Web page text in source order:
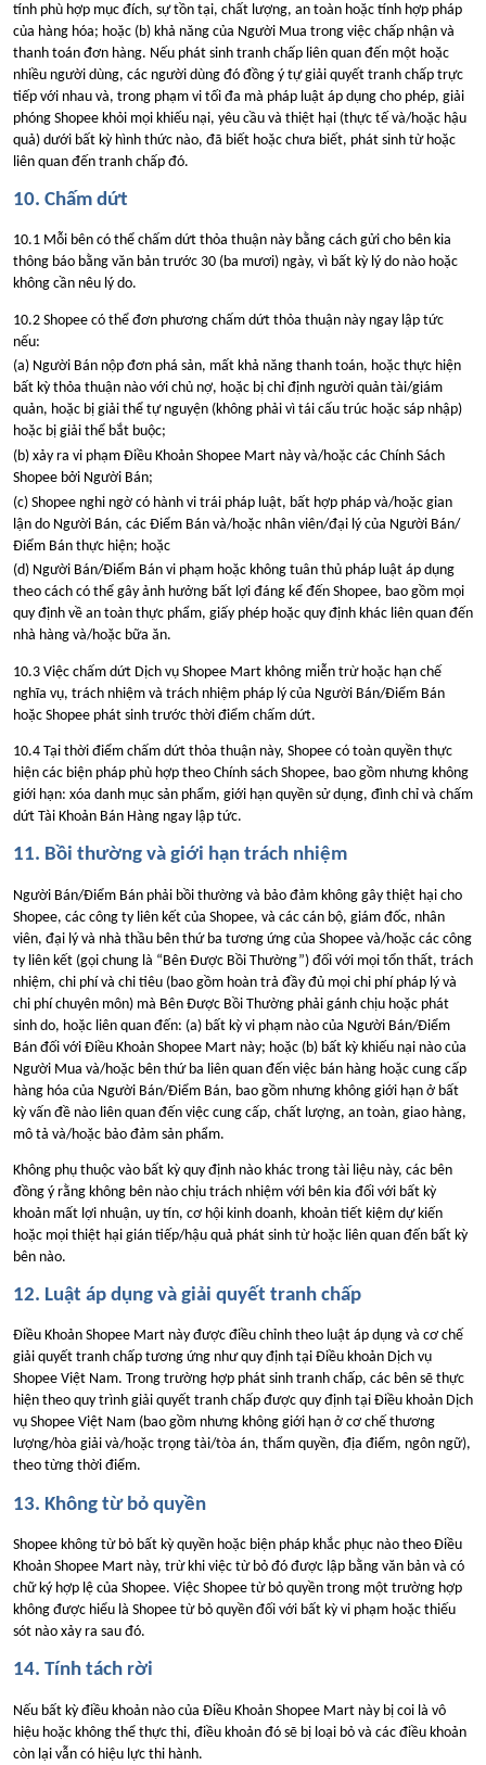
tính phù hợp mục đích, sự tồn tại, chất lượng, an toàn hoặc tính hợp pháp
của hàng hóa; hoặc (b) khả năng của Người Mua trong việc chấp nhận và
thanh toán đơn hàng. Nếu phát sinh tranh chấp liên quan đến một hoặc
nhiều người dùng, các người dùng đó đồng ý tự giải quyết tranh chấp trực
tiếp với nhau và, trong phạm vi tối đa mà pháp luật áp dụng cho phép, giải
phóng Shopee khỏi mọi khiếu nại, yêu cầu và thiệt hại (thực tế và/hoặc hậu
quả) dưới bất kỳ hình thức nào, đã biết hoặc chưa biết, phát sinh từ hoặc
liên quan đến tranh chấp đó.
10. Chấm dứt
10.1 Mỗi bên có thể chấm dứt thỏa thuận này bằng cách gửi cho bên kia
thông báo bằng văn bản trước 30 (ba mươi) ngày, vì bất kỳ lý do nào hoặc
không cần nêu lý do.
10.2 Shopee có thể đơn phương chấm dứt thỏa thuận này ngay lập tức
nếu:
(a) Người Bán nộp đơn phá sản, mất khả năng thanh toán, hoặc thực hiện
bất kỳ thỏa thuận nào với chủ nợ, hoặc bị chỉ định người quản tài/giám
quản, hoặc bị giải thể tự nguyện (không phải vì tái cấu trúc hoặc sáp nhập)
hoặc bị giải thể bắt buộc;
(b) xảy ra vi phạm Điều Khoản Shopee Mart này và/hoặc các Chính Sách
Shopee bởi Người Bán;
(c) Shopee nghi ngờ có hành vi trái pháp luật, bất hợp pháp và/hoặc gian
lận do Người Bán, các Điểm Bán và/hoặc nhân viên/đại lý của Người Bán/
Điểm Bán thực hiện; hoặc
(d) Người Bán/Điểm Bán vi phạm hoặc không tuân thủ pháp luật áp dụng
theo cách có thể gây ảnh hưởng bất lợi đáng kể đến Shopee, bao gồm mọi
quy định về an toàn thực phẩm, giấy phép hoặc quy định khác liên quan đến
nhà hàng và/hoặc bữa ăn.
10.3 Việc chấm dứt Dịch vụ Shopee Mart không miễn trừ hoặc hạn chế
nghĩa vụ, trách nhiệm và trách nhiệm pháp lý của Người Bán/Điểm Bán
hoặc Shopee phát sinh trước thời điểm chấm dứt.
10.4 Tại thời điểm chấm dứt thỏa thuận này, Shopee có toàn quyền thực
hiện các biện pháp phù hợp theo Chính sách Shopee, bao gồm nhưng không
giới hạn: xóa danh mục sản phẩm, giới hạn quyền sử dụng, đình chỉ và chấm
dứt Tài Khoản Bán Hàng ngay lập tức.
11. Bồi thường và giới hạn trách nhiệm
Người Bán/Điểm Bán phải bồi thường và bảo đảm không gây thiệt hại cho
Shopee, các công ty liên kết của Shopee, và các cán bộ, giám đốc, nhân
viên, đại lý và nhà thầu bên thứ ba tương ứng của Shopee và/hoặc các công
ty liên kết (gọi chung là “Bên Được Bồi Thường”) đối với mọi tổn thất, trách
nhiệm, chi phí và chi tiêu (bao gồm hoàn trả đầy đủ mọi chi phí pháp lý và
chi phí chuyên môn) mà Bên Được Bồi Thường phải gánh chịu hoặc phát
sinh do, hoặc liên quan đến: (a) bất kỳ vi phạm nào của Người Bán/Điểm
Bán đối với Điều Khoản Shopee Mart này; hoặc (b) bất kỳ khiếu nại nào của
Người Mua và/hoặc bên thứ ba liên quan đến việc bán hàng hoặc cung cấp
hàng hóa của Người Bán/Điểm Bán, bao gồm nhưng không giới hạn ở bất
kỳ vấn đề nào liên quan đến việc cung cấp, chất lượng, an toàn, giao hàng,
mô tả và/hoặc bảo đảm sản phẩm.
Không phụ thuộc vào bất kỳ quy định nào khác trong tài liệu này, các bên
đồng ý rằng không bên nào chịu trách nhiệm với bên kia đối với bất kỳ
khoản mất lợi nhuận, uy tín, cơ hội kinh doanh, khoản tiết kiệm dự kiến
hoặc mọi thiệt hại gián tiếp/hậu quả phát sinh từ hoặc liên quan đến bất kỳ
bên nào.
12. Luật áp dụng và giải quyết tranh chấp
Điều Khoản Shopee Mart này được điều chỉnh theo luật áp dụng và cơ chế
giải quyết tranh chấp tương ứng như quy định tại Điều khoản Dịch vụ
Shopee Việt Nam. Trong trường hợp phát sinh tranh chấp, các bên sẽ thực
hiện theo quy trình giải quyết tranh chấp được quy định tại Điều khoản Dịch
vụ Shopee Việt Nam (bao gồm nhưng không giới hạn ở cơ chế thương
lượng/hòa giải và/hoặc trọng tài/tòa án, thẩm quyền, địa điểm, ngôn ngữ),
theo từng thời điểm.
13. Không từ bỏ quyền
Shopee không từ bỏ bất kỳ quyền hoặc biện pháp khắc phục nào theo Điều
Khoản Shopee Mart này, trừ khi việc từ bỏ đó được lập bằng văn bản và có
chữ ký hợp lệ của Shopee. Việc Shopee từ bỏ quyền trong một trường hợp
không được hiểu là Shopee từ bỏ quyền đối với bất kỳ vi phạm hoặc thiếu
sót nào xảy ra sau đó.
14. Tính tách rời
Nếu bất kỳ điều khoản nào của Điều Khoản Shopee Mart này bị coi là vô
hiệu hoặc không thể thực thi, điều khoản đó sẽ bị loại bỏ và các điều khoản
còn lại vẫn có hiệu lực thi hành.